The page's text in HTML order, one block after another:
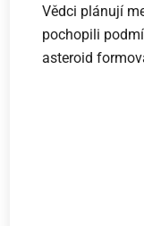
Vědci plánují
pochopili
asteroid